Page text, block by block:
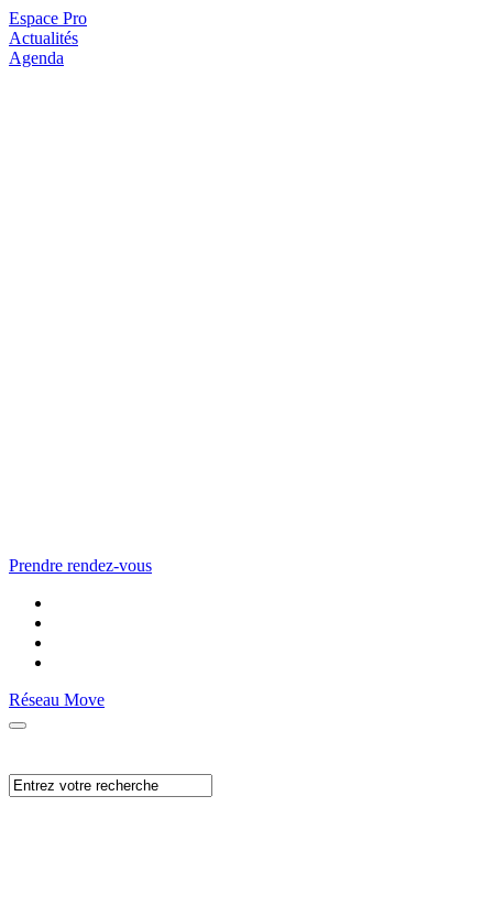
Espace Pro
Actualités
Agenda
Prendre rendez-vous
Réseau Move